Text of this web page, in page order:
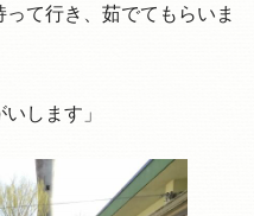
て行き、茹でてもらいま
します」